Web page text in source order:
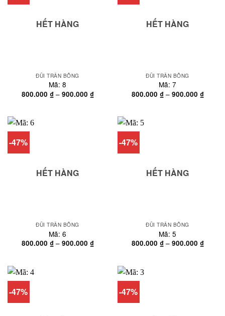
HẾT HÀNG
ĐŨI TRẦN BÔNG
Mã: 8
800.000 ₫ – 900.000 ₫Khoảng
giá:
900.000 ₫
HẾT HÀNG
ĐŨI TRẦN BÔNG
Mã: 7
800.000 ₫ – 900.000 ₫
giá:
-47%
HẾT HÀNG
ĐŨI TRẦN BÔNG
Mã: 6
800.000 ₫ – 900.000 ₫Khoảng
giá:
900.000 ₫
-47%
HẾT HÀNG
ĐŨI TRẦN BÔNG
Mã: 5
800.000 ₫ – 900.000 ₫
giá:
-47% -47%